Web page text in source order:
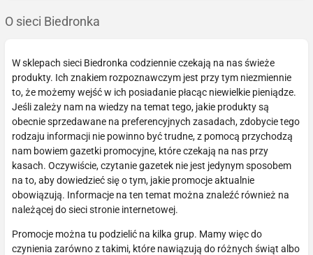
O sieci Biedronka
W sklepach sieci Biedronka codziennie czekają na nas świeże
produkty. Ich znakiem rozpoznawczym jest przy tym niezmiennie
to, że możemy wejść w ich posiadanie płacąc niewielkie pieniądze.
Jeśli zależy nam na wiedzy na temat tego, jakie produkty są
obecnie sprzedawane na preferencyjnych zasadach, zdobycie tego
rodzaju informacji nie powinno być trudne, z pomocą przychodzą
nam bowiem gazetki promocyjne, które czekają na nas przy
kasach. Oczywiście, czytanie gazetek nie jest jedynym sposobem
na to, aby dowiedzieć się o tym, jakie promocje aktualnie
obowiązują. Informacje na ten temat można znaleźć również na
należącej do sieci stronie internetowej.
Promocje można tu podzielić na kilka grup. Mamy więc do
czynienia zarówno z takimi, które nawiązują do różnych świąt albo